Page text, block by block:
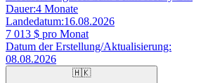
Dauer:4 Monate
Landedatum:16.08.2026
7 013 $ pro Monat
Datum der Erstellung/Aktualisierung:
08.08.2026
🇭🇰